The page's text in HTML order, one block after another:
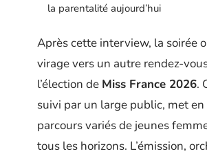
la parentalité aujourd’hui
Après cette interview, la soirée
virage vers un autre rendez-
l’élection de Miss France 2026.
suivi par un large public, met
parcours variés de jeunes
tous les horizons. L’émission,